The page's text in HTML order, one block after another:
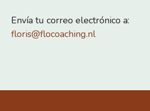
Envía tu correo electrónico a:
floris@flocoaching.nl